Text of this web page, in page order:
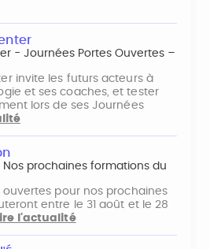
- Journées Portes Ouvertes –
invite les futurs acteurs à
et ses coaches, et tester
lors de ses Journées
prochaines formations du
ouvertes pour nos prochaines
entre le 31 août et le 28
l'actualité